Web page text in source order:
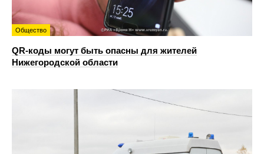
Общество
QR-коды могут быть опасны для жителей
Нижегородской области